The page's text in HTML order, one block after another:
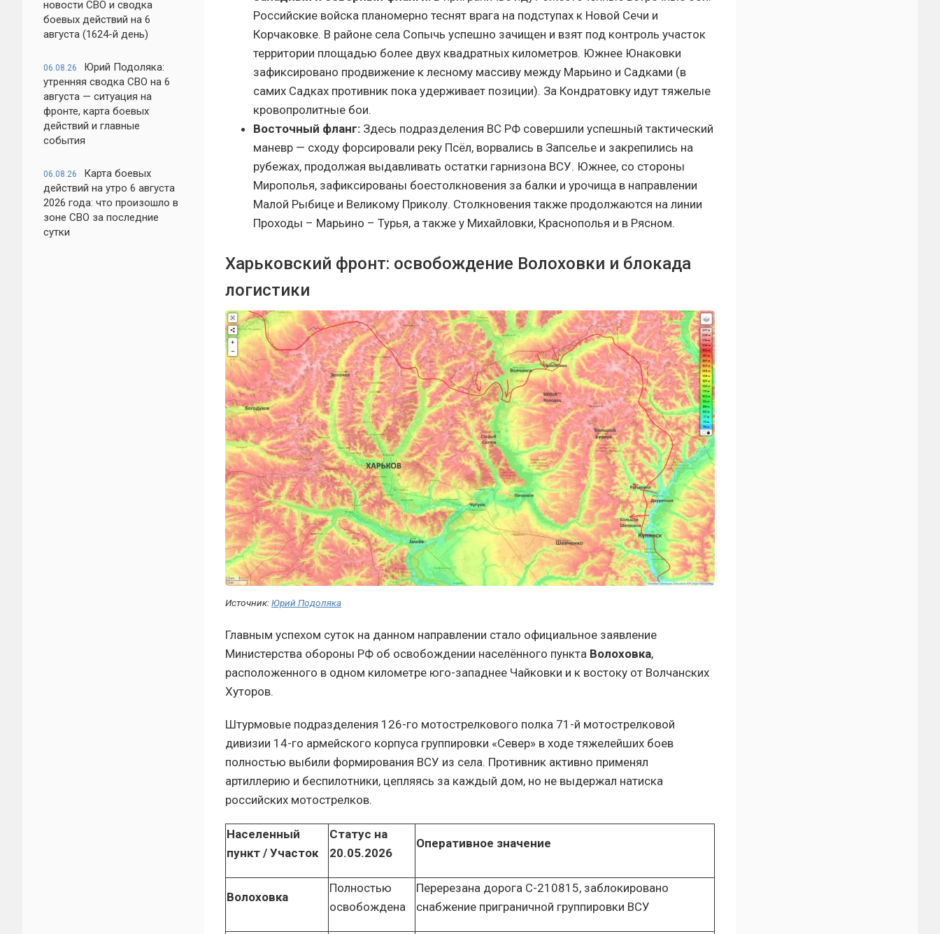
новости СВО и сводка
боевых действий на 6
августа (1624-й день)
06.08.26
Юрий Подоляка:
утренняя сводка СВО на 6
августа — ситуация на
фронте, карта боевых
действий и главные
события
06.08.26
Карта боевых
действий на утро 6 августа
2026 года: что произошло в
зоне СВО за последние
сутки
Российские войска планомерно теснят врага на подступах к Новой Сечи и
Корчаковке. В районе села Сопычь успешно зачищен и взят под контроль участок
территории площадью более двух квадратных километров. Южнее Юнаковки
зафиксировано продвижение к лесному массиву между Марьино и Садками (в
самих Садках противник пока удерживает позиции). За Кондратовку идут тяжелые
кровопролитные бои.
Восточный фланг: Здесь подразделения ВС РФ совершили успешный тактический
маневр — сходу форсировали реку Псёл, ворвались в Запселье и закрепились на
рубежах, продолжая выдавливать остатки гарнизона ВСУ. Южнее, со стороны
Мирополья, зафиксированы боестолкновения за балки и урочища в направлении
Малой Рыбице и Великому Приколу. Столкновения также продолжаются на линии
Проходы – Марьино – Турья, а также у Михайловки, Краснополья и в Рясном.
Харьковский фронт: освобождение Волоховки и блокада
логистики
Источник:Юрий Подоляка
Главным успехом суток на данном направлении стало официальное заявление
Министерства обороны РФ об освобождении населённого пункта Волоховка,
расположенного в одном километре юго-западнее Чайковки и к востоку от Волчанских
Хуторов.
Штурмовые подразделения 126-го мотострелкового полка 71-й мотострелковой
дивизии 14-го армейского корпуса группировки «Север» в ходе тяжелейших боев
полностью выбили формирования ВСУ из села. Противник активно применял
артиллерию и беспилотники, цепляясь за каждый дом, но не выдержал натиска
российских мотострелков.
Населенный
пункт / Участок
Статус на
20.05.2026
Оперативное значение
Волоховка
Полностью
освобождена
Перерезана дорога С-210815, заблокировано
снабжение приграничной группировки ВСУ